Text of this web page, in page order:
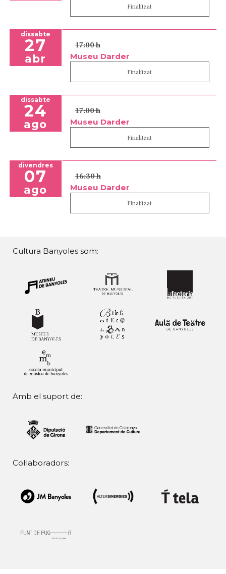
Finalitzat
dissabte
27
abr
17:00 h
Museu Darder
Finalitzat
dissabte
24
ago
17:00 h
Museu Darder
Finalitzat
divendres
07
ago
16:30 h
Museu Darder
Finalitzat
Cultura Banyoles som:
Amb el suport de:
Col·laboradors: